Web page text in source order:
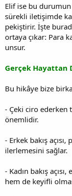
Elif ise bu
sürekli iletişimde
pekiştirir. İşte
ortaya çıkar: Para
unsur.
Gerçek Hayattan
Bu hikâye bize
- Çeki ciro ederken
önemlidir.
- Erkek bakış
ilerlemesini sağlar.
- Kadın bakış
hem de keyifli